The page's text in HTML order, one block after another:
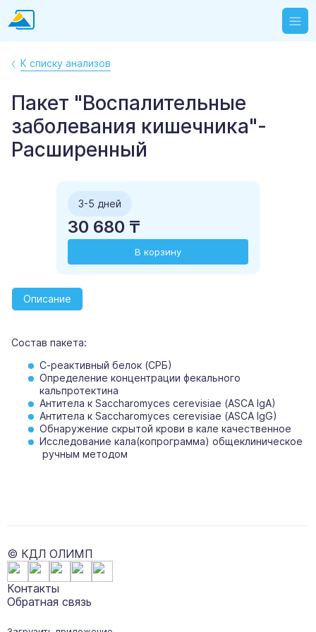
К списку анализов
Пакет "Воспалительные
заболевания кишечника"-
Расширенный
3-5 дней
30 680 ₸
В корзину
Описание
Состав пакета:
С-реактивный белок (СРБ)
Определение концентрации фекального
кальпротектина
Антитела к Saccharomyces cerevisiae (ASCA IgA)
Антитела к Saccharomyces cerevisiae (ASCA IgG)
Обнаружение скрытой крови в кале качественное
Исследование кала(копрограмма) общеклиническое
ручным методом
© КДЛ ОЛИМП
Контакты
Обратная связь